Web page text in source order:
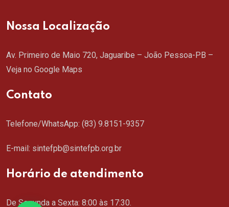
Nossa Localização
Av. Primeiro de Maio 720, Jaguaribe – João Pessoa-PB –
Veja no Google Maps
Contato
Telefone/WhatsApp: (83) 9.8151-9357
E-mail: sintefpb@sintefpb.org.br
Horário de atendimento
De Segunda a Sexta: 8:00 às 17:30.